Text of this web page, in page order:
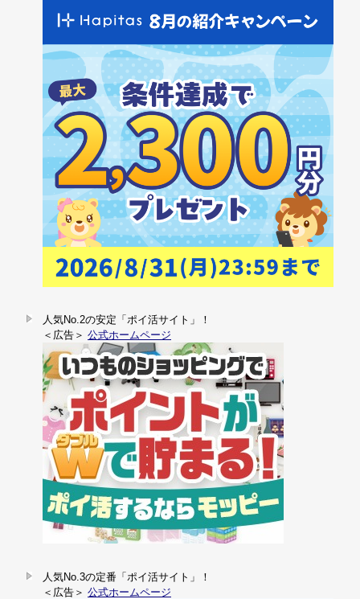
人気No.2の安定「ポイ活サイト」！
＜広告＞ 公式ホームページ
人気No.3の定番「ポイ活サイト」！
＜広告＞ 公式ホームページ